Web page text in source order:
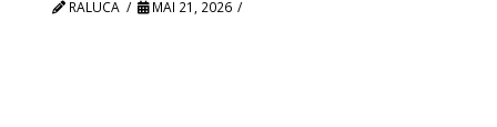
RALUCA MAI 21, 2026